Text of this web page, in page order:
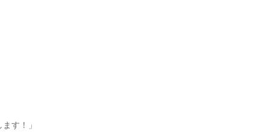
す！」